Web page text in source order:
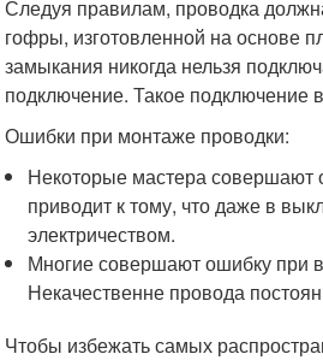
Следуя правилам, проводка
гофры, изготовленной на основе
замыкания никогда нельзя
подключение. Такое подключение
Ошибки при монтаже проводки:
Некоторые мастера совершают
приводит к тому, что даже в
электричеством.
Многие совершают ошибку при
Некачественне провода
Чтобы избежать самых